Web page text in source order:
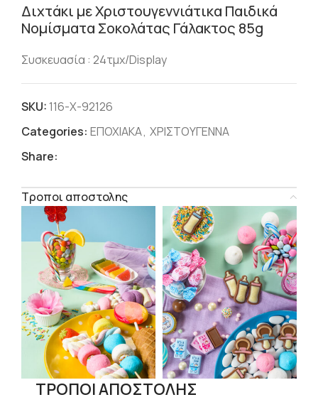
Διχτάκι με Χριστουγεννιάτικα Παιδικά
Νομίσματα Σοκολάτας Γάλακτος 85g
Συσκευασία : 24τμχ/Display
SKU: 116-Χ-92126
Categories: ΕΠΟΧΙΑΚΑ, ΧΡΙΣΤΟΥΓΕΝΝΑ
Share:
Τροποι αποστολης
ΤΡΟΠΟΙ ΑΠΟΣΤΟΛΗΣ